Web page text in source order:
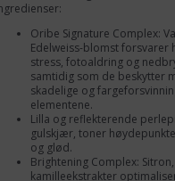
Oribe Signature Complex:
Edelweiss-blomst forsvarer
stress, fotoaldring og
samtidig som de beskytter
skadelige og
elementene.
Lilla og reflekterende
gulskjær, toner
og glød.
Brightening Complex:
kamilleekstrakter